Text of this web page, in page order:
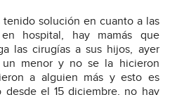
tenido solución en cuanto a las
hospital, hay mamás que
las cirugías a sus hijos, ayer
menor y no se la hicieron
a alguien más y esto es
desde el 15 diciembre, no hay